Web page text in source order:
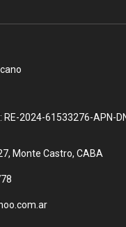
RE-2024-61533276-APN-
Monte Castro, CABA